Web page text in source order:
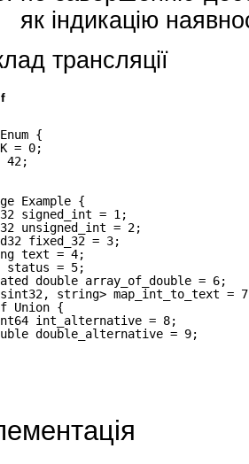
як індикацію
трансляції
{
= 0;
42;
Example {
signed_int = 1;
unsigned_int = 2;
fixed_32 = 3;
text = 4;
status = 5;
double array_of_double = 6;
string> map_int_to_text =
Union {
int_alternative = 8;
double_alternative = 9;